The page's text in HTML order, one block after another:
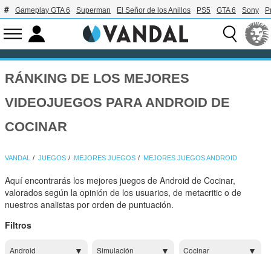
Gameplay GTA 6 Superman El Señor de los Anillos PS5 GTA 6 Sony
RÁNKING DE LOS MEJORES
VIDEOJUEGOS PARA ANDROID DE
COCINAR
VANDAL JUEGOS MEJORES JUEGOS MEJORES JUEGOS ANDROID
Aquí encontrarás los mejores juegos de Android de Cocinar,
valorados según la opinión de los usuarios, de metacritic o de
nuestros analistas por orden de puntuación.
Filtros
Android Simulación Cocinar